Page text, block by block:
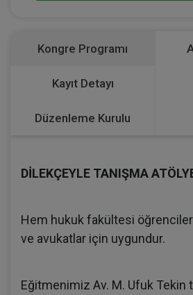
Kongre Programı
Kayıt Detayı
Düzenleme Kurulu
DİLEKÇEYLE TANIŞMA
Hem hukuk fakültesi
ve avukatlar için uygundur.
Eğitmenimiz Av. M. Ufuk Tekin